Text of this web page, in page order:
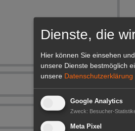
Dienste, die
Hier können Sie einsehen
unsere Dienste bestmöglich
unsere Datenschutzerklärung
Google Analytics
Zweck: Besucher-
Meta Pixel